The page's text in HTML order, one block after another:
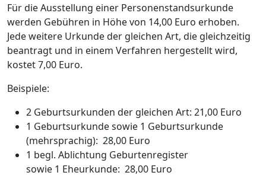
Für die Ausstellung einer Personenstandsurkunde
werden Gebühren in Höhe von 14,00 Euro erhoben.
Jede weitere Urkunde der gleichen Art, die gleichzeitig
beantragt und in einem Verfahren hergestellt wird,
kostet 7,00 Euro.
Beispiele:
2 Geburtsurkunden der gleichen Art: 21,00 Euro
1 Geburtsurkunde sowie 1 Geburtsurkunde
(mehrsprachig): 28,00 Euro
1 begl. Ablichtung Geburtenregister
sowie 1 Eheurkunde: 28,00 Euro